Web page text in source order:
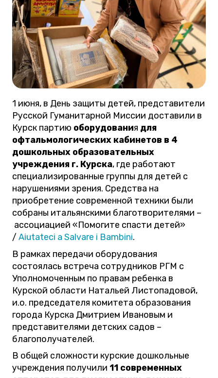
1 июня, в День защиты детей, представители
Русской Гуманитарной Миссии доставили в
Курск партию оборудования для
офтальмологических кабинетов в 4
дошкольных образовательных
учреждения г. Курска, где работают
специализированные группы для детей с
нарушениями зрения. Средства на
приобретение современной техники были
собраны итальянскими благотворителями –
ассоциацией «Помогите спасти детей»
/ Aiutateci a Salvare i Bambini.
В рамках передачи оборудования
состоялась встреча сотрудников РГМ с
Уполномоченным по правам ребенка в
Курской области Натальей Листопадовой,
и.о. председателя комитета образования
города Курска Дмитрием Ивановым и
представителями детских садов –
благополучателей.
В общей сложности курские дошкольные
учреждения получили 11 современных